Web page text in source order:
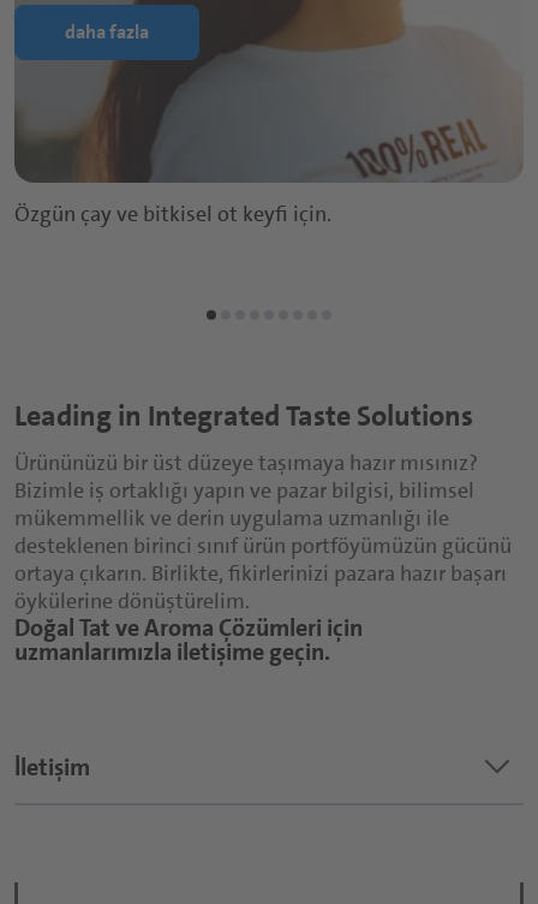
daha fazla
Özgün çay ve bitkisel ot keyfi için.
Leading in Integrated Taste Solutions
Ürününüzü bir üst düzeye taşımaya hazır mısınız?
Bizimle iş ortaklığı yapın ve pazar bilgisi, bilimsel
mükemmellik ve derin uygulama uzmanlığı ile
desteklenen birinci sınıf ürün portföyümüzün gücünü
ortaya çıkarın. Birlikte, fikirlerinizi pazara hazır başarı
öykülerine dönüştürelim.
Doğal Tat ve Aroma Çözümleri için
uzmanlarımızla iletişime geçin.
İletişim keyboard_arrow_down